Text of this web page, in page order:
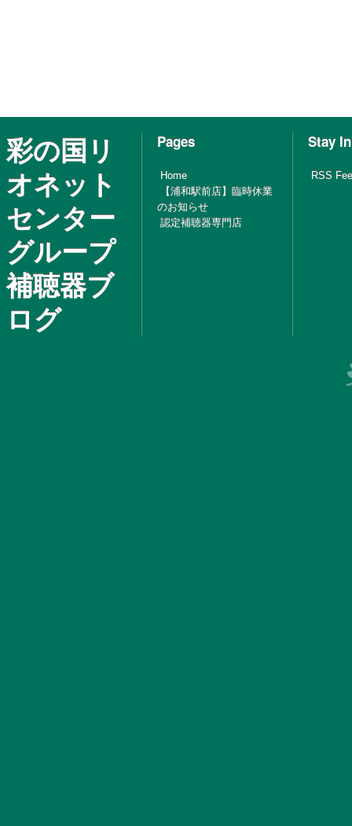
彩の国リ
オネット
センター
グループ
補聴器ブ
ログ
Pages
Home
【浦和駅前店】臨時休業
のお知らせ
認定補聴器専門店
Stay
RSS